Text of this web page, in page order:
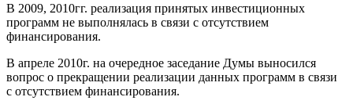
В 2009, 2010гг. реализация принятых инвестиционных
программ не выполнялась в связи с отсутствием
финансирования.
В апреле 2010г. на очередное заседание Думы выносился
вопрос о прекращении реализации данных программ в связи
с отсутствием финансирования.